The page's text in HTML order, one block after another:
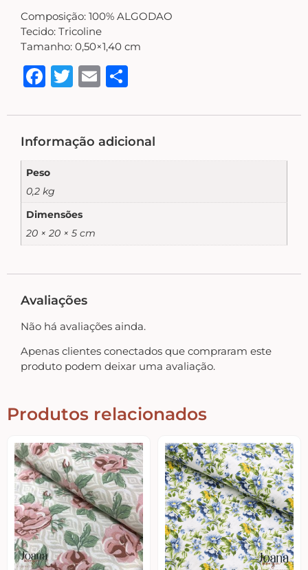
Enfeite de Balcão
Farm – Fazenda – Churrasco – Vinho
Floreiras – Porta Chaves
Flores e Folhas
Bicicletas
Lavanderia
Pet – Animais
Placas de MDF
Mesa Posta Coração
Plaquinhas – Fundos – Molduras e Shaker Box
Composição: 100% ALGODAO
Tecido: Tricoline
Tamanho: 0,50×1,40 cm
Facebook
Twitter
Email
Informação adicional
Peso
0,2 kg
Dimensões
20 × 20 × 5 cm
Avaliações
Não há avaliações ainda.
Apenas clientes conectados que compraram este
produto podem deixar uma avaliação.
Produtos relacionados